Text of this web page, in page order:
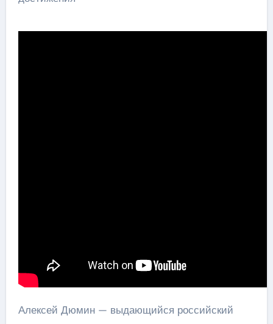
Алексей Дюмин — выдающийся российский